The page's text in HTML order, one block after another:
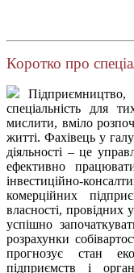
Коротко про
Підприємництво,
спеціальність для
мислити, вміло
житті. Фахівець у
діяльності – це
ефективно
інвестиційно-
комерційних
власності, провідних
успішно
розрахунки
прогнозує стан
підприємств і